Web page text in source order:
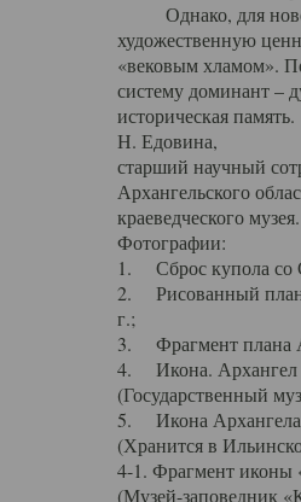
Однако, для новой
художественную
«вековым хламом».
систему доминант –
историческая память.
Н. Едовина,
старший научный
Архангельского
краеведческого музея.
Фотографии:
1. Сброс купола со
2. Рисованный план
г.;
3. Фрагмент плана
4. Икона. Архангел
(Государственный
5. Икона Архангела
(Хранится в
4-1. Фрагмент иконы
(Музей-заповедник